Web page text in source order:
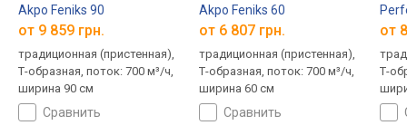
Akpo Feniks 90
от 9 859 грн.
традиционная (пристенная),
Т-образная, поток: 700 м³/ч,
ширина 90 см
сравнить
Akpo Feniks 60
от 6 807 грн.
традиционная (пристенная),
Т-образная, поток: 700 м³/ч,
ширина 60 см
сравнить
от
Т-